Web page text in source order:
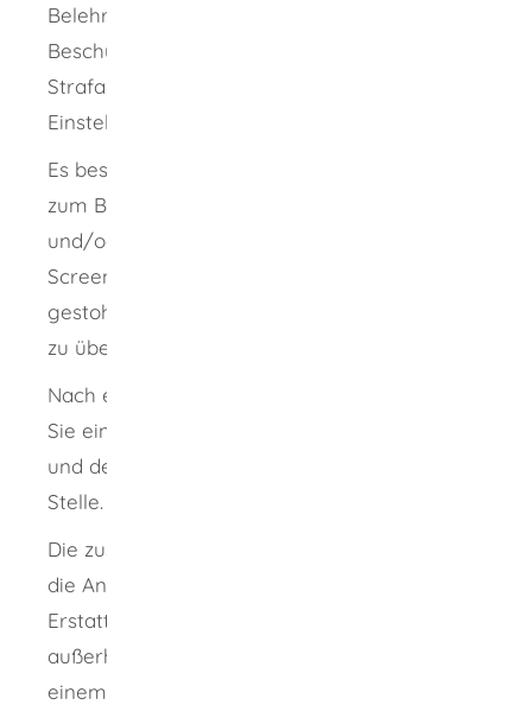
Belehrungen (Zeugen- beziehungsweise
Beschuldigtenbelehrung sowie
Strafantragserfordernis und
Einstellungsbescheid).
Es besteht die Möglichkeit, Dokumente wie
zum Beispiel Kaufbelege, Quittungen
und/oder Bilder wie zum Beispiel
Screenshots, Bilder von Beschädigungen oder
gestohlenen Gegenständen mit der Anzeige
zu übermitteln.
Nach erfolgter Abgabe der Anzeige erhalten
Sie eine E-Mail mit einer Vorgangsnummer
und den Kontaktdaten der bearbeitenden
Stelle.
Die zuständige Dienststelle der Polizei nimmt
die Anzeige entgegen und prüft diese.
Erstatten Sie Anzeige einer Straftat, die
außerhalb Deutschlands beziehungsweise in
einem anderen Bundesland begangen wurde,